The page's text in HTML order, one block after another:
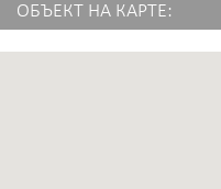
ОБЪЕКТ НА КАРТЕ: